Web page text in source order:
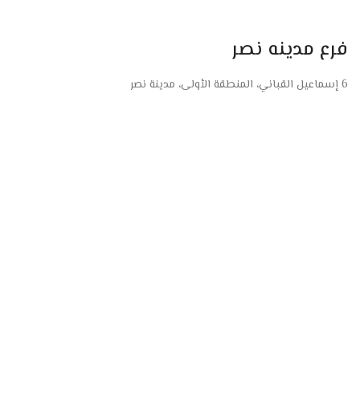
فرع مدينه نصر
6 إسماعيل القباني، المنطقة الأولى، مدينة نصر